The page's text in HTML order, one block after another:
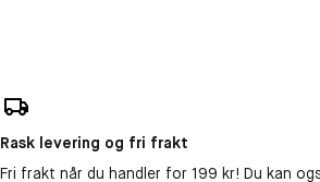
Rask levering og fri frakt
Fri frakt når du handler for 199 kr! Du kan